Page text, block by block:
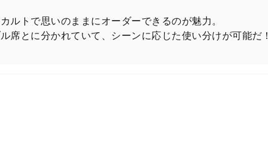
ルトで思いのままにオーダーできるのが魅力。
席とに分かれていて、シーンに応じた使い分けが可能だ！